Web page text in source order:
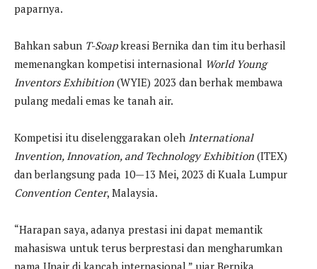
paparnya.
Bahkan sabun T-Soapkreasi Bernika dan tim itu berhasil
memenangkan kompetisi internasional World Young
Inventors Exhibition (WYIE) 2023 dan berhak membawa
pulang medali emas ke tanah air.
Kompetisi itu diselenggarakan oleh International
Invention, Innovation, and Technology Exhibition (ITEX)
dan berlangsung pada 10—13 Mei, 2023 di Kuala Lumpur
Convention Center, Malaysia.
“Harapan saya, adanya prestasi ini dapat memantik
mahasiswa untuk terus berprestasi dan mengharumkan